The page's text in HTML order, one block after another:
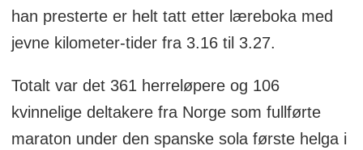
han presterte er helt tatt etter læreboka med
jevne kilometer-tider fra 3.16 til 3.27.
Totalt var det 361 herreløpere og 106
kvinnelige deltakere fra Norge som fullførte
maraton under den spanske sola første helga i